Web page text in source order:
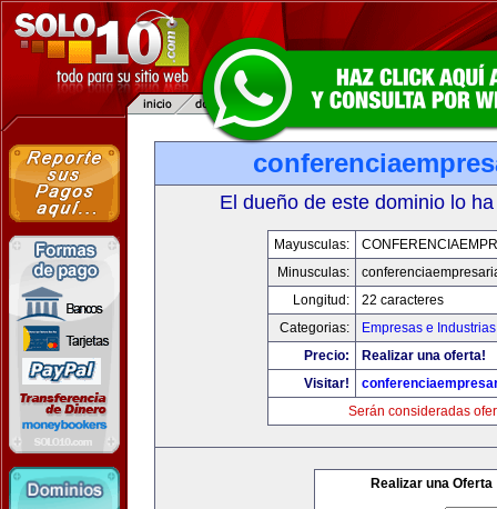
El dueño de este dominio lo
Mayusculas:
Minusculas:
Longitud:
22 caracteres
Categorias:
Empresas e Industrias
Precio:
Realizar una oferta!
Visitar!
Serán consideradas
Realizar una Oferta